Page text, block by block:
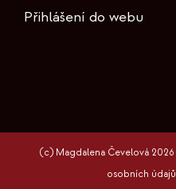
Přihlášení do webu
(c) Magdalena Čevelová 2026
osobních údajů